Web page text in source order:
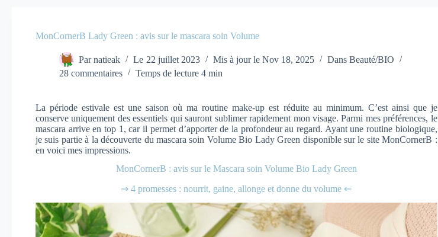
MonCornerB Lady Green : avis sur le mascara soin Volume
Par natieak Le 22 juillet 2023 Mis à jour le Nov 18, 2025 Dans Beauté/BIO
28 commentaires
Temps de lecture 4 min
La période estivale est une saison où ma routine make-up est réduite au minimum. C’est ainsi que je
conserve uniquement des essentiels qui sauront sublimer rapidement mon visage. Parmi mes préférences, le
mascara arrive en top 1, car il permet d’apporter de la profondeur au regard. Ayant une routine biologique,
je suis partie à la découverte du mascara soin Volume Bio Lady Green disponible sur le site MonCornerB :
en voici mes impressions.
MonCornerB : avis sur le Mascara soin Volume Bio Lady Green
⇒ 4 promesses : nourrit, gaine, allonge et donne du volume ⇐